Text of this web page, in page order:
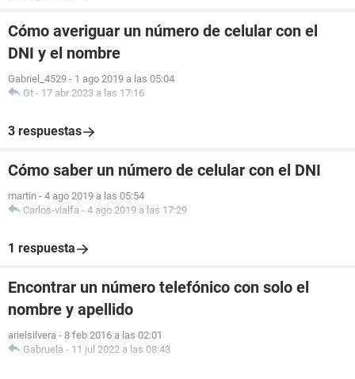
Cómo averiguar un número de celular con el
DNI y el nombre
Gabriel_4529 - 1 ago 2019 a las 05:04
Gt - 17 abr 2023 a las 17:16
3 respuestas
Cómo saber un número de celular con el DNI
martin - 4 ago 2019 a las 05:54
Carlos-vialfa - 4 ago 2019 a las 17:29
1 respuesta
Encontrar un número telefónico con solo el
nombre y apellido
arielsilvera - 8 feb 2016 a las 02:01
Gabruela - 11 jul 2022 a las 08:43